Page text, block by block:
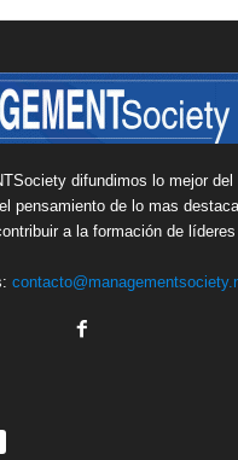
difundimos lo mejor del
pensamiento de lo mas
a la formación de